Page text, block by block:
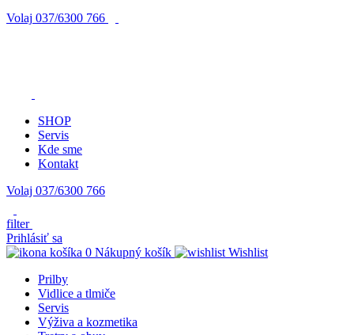
Volaj 037/6300 766
SHOP
Servis
Kde sme
Kontakt
Volaj 037/6300 766
filter
Prihlásiť sa
0 Nákupný košík
Wishlist
Prilby
Vidlice a tlmiče
Servis
Výživa a kozmetika